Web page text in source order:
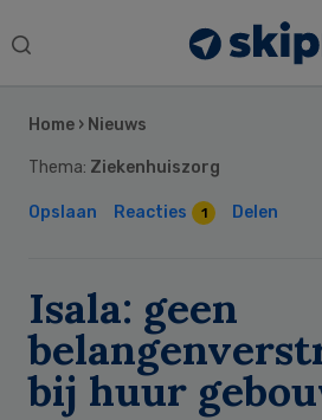
Search
Home › Nieuws
Thema: Ziekenhuiszorg
Opslaan Reacties 1 Delen
Isala: geen
bij huur
Sidebar